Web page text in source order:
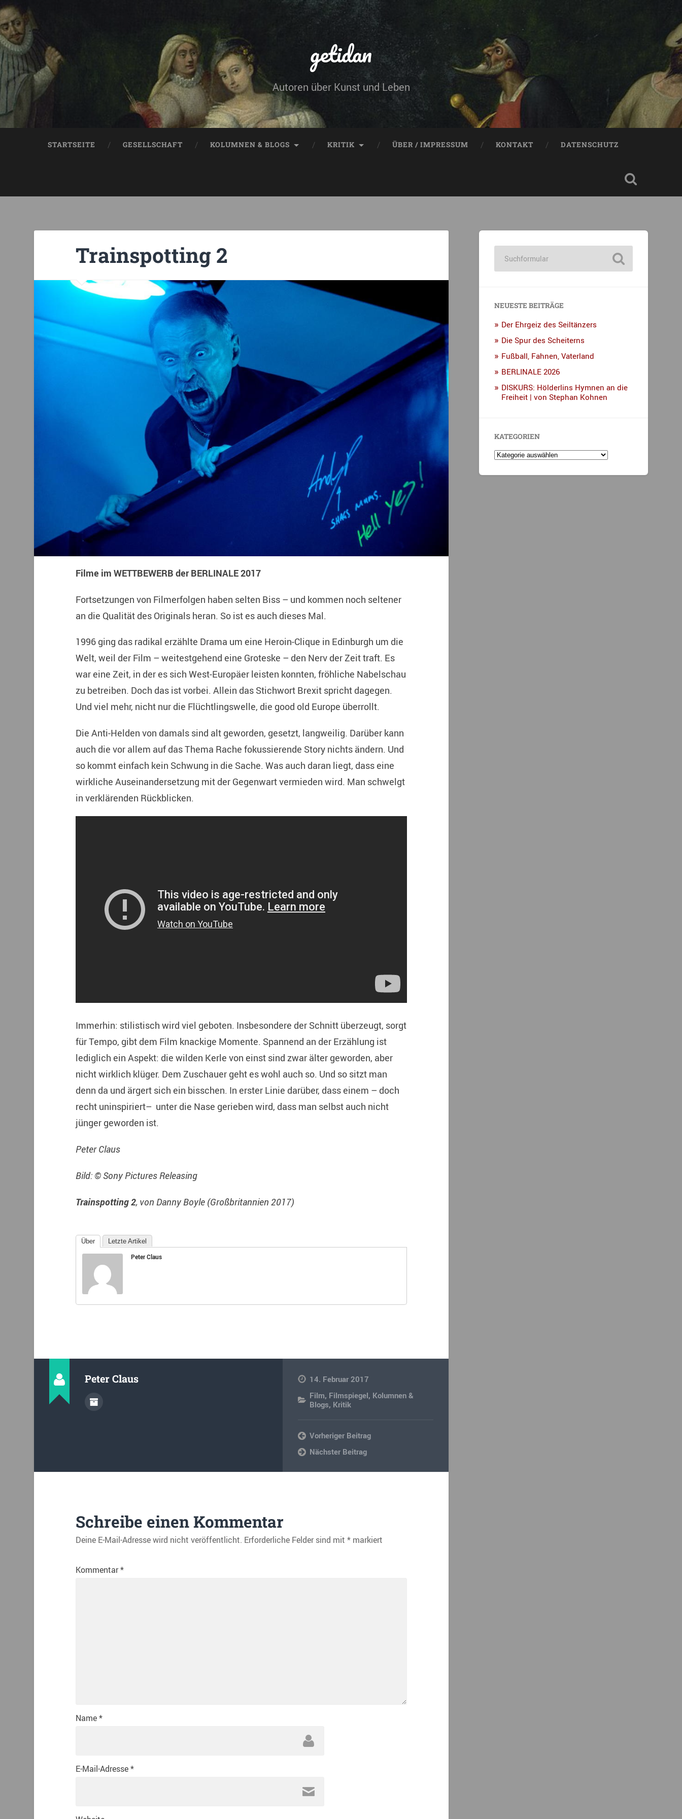
getidan
Autoren über Kunst und Leben
STARTSEITE GESELLSCHAFT KOLUMNEN & BLOGS KRITIK ÜBER / IMPRESSUM KONTAKT DATENSCHUTZ
Trainspotting 2
Filme im WETTBEWERB der BERLINALE 2017
Fortsetzungen von Filmerfolgen haben selten Biss – und kommen noch seltener
an die Qualität des Originals heran. So ist es auch dieses Mal.
1996 ging das radikal erzählte Drama um eine Heroin-Clique in Edinburgh um die
Welt, weil der Film – weitestgehend eine Groteske – den Nerv der Zeit traft. Es
war eine Zeit, in der es sich West-Europäer leisten konnten, fröhliche Nabelschau
zu betreiben. Doch das ist vorbei. Allein das Stichwort Brexit spricht dagegen.
Und viel mehr, nicht nur die Flüchtlingswelle, die good old Europe überrollt.
Die Anti-Helden von damals sind alt geworden, gesetzt, langweilig. Darüber kann
auch die vor allem auf das Thema Rache fokussierende Story nichts ändern. Und
so kommt einfach kein Schwung in die Sache. Was auch daran liegt, dass eine
wirkliche Auseinandersetzung mit der Gegenwart vermieden wird. Man schwelgt
in verklärenden Rückblicken.
Immerhin: stilistisch wird viel geboten. Insbesondere der Schnitt überzeugt, sorgt
für Tempo, gibt dem Film knackige Momente. Spannend an der Erzählung ist
lediglich ein Aspekt: die wilden Kerle von einst sind zwar älter geworden, aber
nicht wirklich klüger. Dem Zuschauer geht es wohl auch so. Und so sitzt man
denn da und ärgert sich ein bisschen. In erster Linie darüber, dass einem – doch
recht uninspiriert– unter die Nase gerieben wird, dass man selbst auch nicht
jünger geworden ist.
Peter Claus
Bild: © Sony Pictures Releasing
Trainspotting 2, von Danny Boyle (Großbritannien 2017)
Über Letzte Artikel
Peter Claus
Peter Claus
14. Februar 2017
Film, Filmspiegel, Kolumnen &
Blogs, Kritik
Vorheriger Beitrag
Nächster Beitrag
Schreibe einen Kommentar
Deine E-Mail-Adresse wird nicht veröffentlicht. Erforderliche Felder sind mit *markiert
Kommentar*
Name*
E-Mail-Adresse*
NEUESTE BEITRÄGE
Der Ehrgeiz des Seiltänzers
Die Spur des Scheiterns
Fußball, Fahnen, Vaterland
BERLINALE 2026
DISKURS: Hölderlins Hymnen an die
Freiheit | von Stephan Kohnen
KATEGORIEN